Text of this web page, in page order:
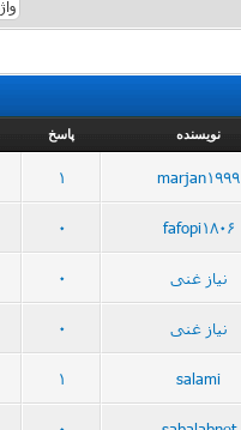
نویسنده پاسخ
marjan1999
1
fafopi1806
0
نیاز غنی 0
نیاز غنی 0
salami
1